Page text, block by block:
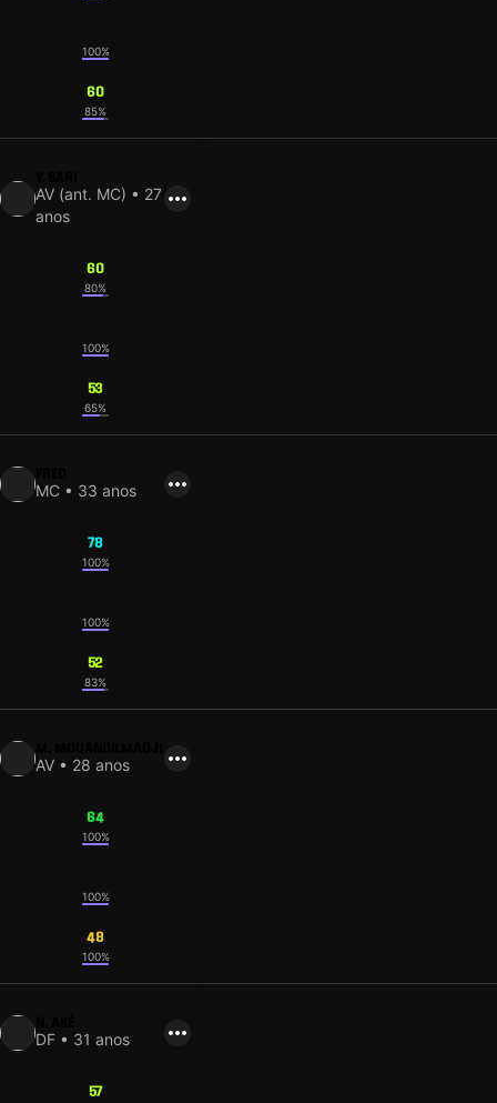
100%
60
85%
AV (ant. MC) • 27
anos
60
80%
100%
53
65%
MC • 33 anos
78
100%
100%
52
83%
AV • 28 anos
64
100%
100%
48
100%
DF • 31 anos
57